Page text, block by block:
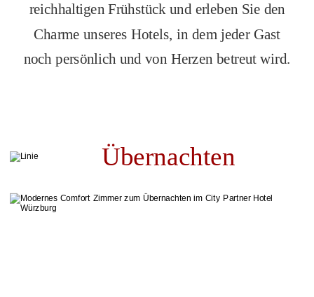
reichhaltigen Frühstück und erleben Sie den
Charme unseres Hotels, in dem jeder Gast
noch persönlich und von Herzen betreut wird.
Übernachten